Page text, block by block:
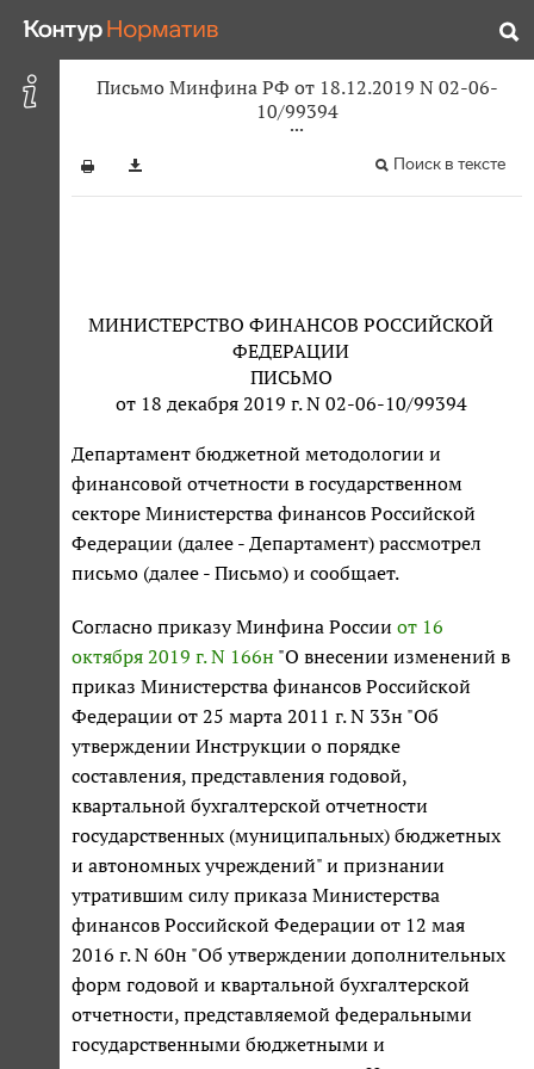
Письмо Минфина РФ от 18.12.2019 N 02-06-
10/99394
Поиск в тексте
МИНИСТЕРСТВО ФИНАНСОВ РОССИЙСКОЙ
ФЕДЕРАЦИИ
ПИСЬМО
от 18 декабря 2019 г. N 02-06-10/99394
Департамент бюджетной методологии и
финансовой отчетности в государственном
секторе Министерства финансов Российской
Федерации (далее - Департамент) рассмотрел
письмо (далее - Письмо) и сообщает.
Согласно приказу Минфина России от 16
октября 2019 г. N 166н "О внесении изменений в
приказ Министерства финансов Российской
Федерации от 25 марта 2011 г. N 33н "Об
утверждении Инструкции о порядке
составления, представления годовой,
квартальной бухгалтерской отчетности
государственных (муниципальных) бюджетных
и автономных учреждений" и признании
утратившим силу приказа Министерства
финансов Российской Федерации от 12 мая
2016 г. N 60н "Об утверждении дополнительных
форм годовой и квартальной бухгалтерской
отчетности, представляемой федеральными
государственными бюджетными и